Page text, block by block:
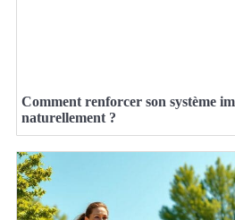
Comment renforcer son système
naturellement ?